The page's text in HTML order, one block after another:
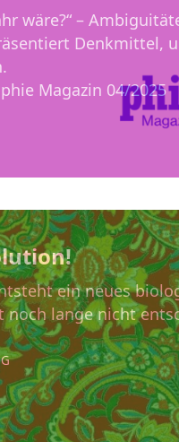
wäre?“ –
Denkmittel,
Magazin 04/2025
ein neues
noch lange nicht